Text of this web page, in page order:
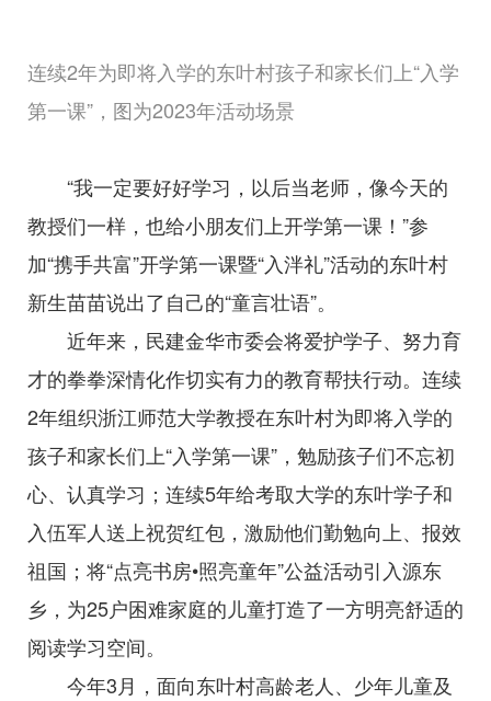
连续2年为即将入学的东叶村孩子和家长们上“入学
第一课”，图为2023年活动场景
“我一定要好好学习，以后当老师，像今天的
教授们一样，也给小朋友们上开学第一课！”参
加“携手共富”开学第一课暨“入泮礼”活动的东叶村
新生苗苗说出了自己的“童言壮语”。
近年来，民建金华市委会将爱护学子、努力育
才的拳拳深情化作切实有力的教育帮扶行动。连续
2年组织浙江师范大学教授在东叶村为即将入学的
孩子和家长们上“入学第一课”，勉励孩子们不忘初
心、认真学习；连续5年给考取大学的东叶学子和
入伍军人送上祝贺红包，激励他们勤勉向上、报效
祖国；将“点亮书房•照亮童年”公益活动引入源东
乡，为25户困难家庭的儿童打造了一方明亮舒适的
阅读学习空间。
今年3月，面向东叶村高龄老人、少年儿童及